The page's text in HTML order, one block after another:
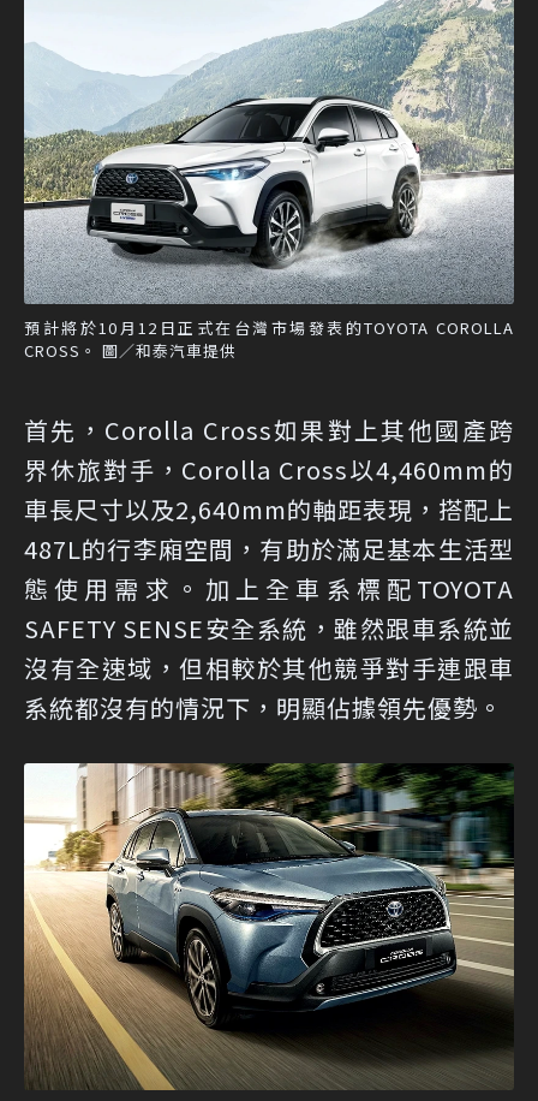
預計將於10月12日正式在台灣市場發表的TOYOTA COROLLA
CROSS。 圖／和泰汽車提供
首先，Corolla Cross如果對上其他國產跨
界休旅對手，Corolla Cross以4,460mm的
車長尺寸以及2,640mm的軸距表現，搭配上
487L的行李廂空間，有助於滿足基本生活型
態使用需求。加上全車系標配TOYOTA
SAFETY SENSE安全系統，雖然跟車系統並
沒有全速域，但相較於其他競爭對手連跟車
系統都沒有的情況下，明顯佔據領先優勢。